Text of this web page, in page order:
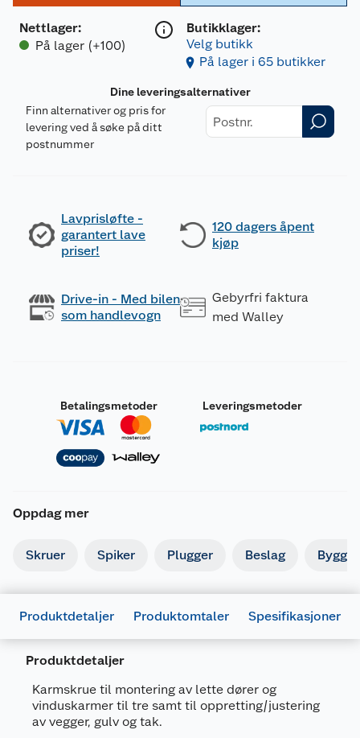
Nettlager:
På lager (+100)
Butikklager:
Velg butikk
På lager i 65 butikker
Dine leveringsalternativer
Finn alternativer og pris for
levering ved å søke på ditt
postnummer
Lavprisløfte -
garantert lave
priser!
120 dagers åpent
kjøp
Drive-in - Med bilen
som handlevogn
Gebyrfri faktura
med Walley
Betalingsmetoder Leveringsmetoder
Oppdag mer
Skruer Spiker Plugger Beslag
Produktdetaljer Produktomtaler Spesifikasjoner
Produktdetaljer
Karmskrue til montering av lette dører og
vinduskarmer til tre samt til oppretting/justering
av vegger, gulv og tak.
Generelt
Artikkelnummer